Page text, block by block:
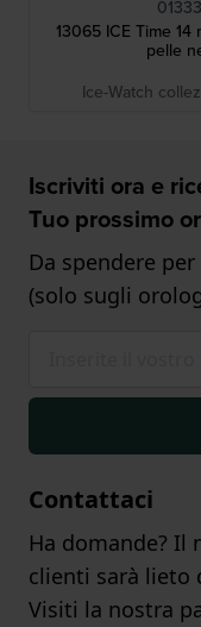
13065 ICE Time
pelle
Ice-Watch
Iscriviti ora e
Tuo prossimo
Da spendere
(solo sugli
Contattaci
Ha domande? Il
clienti sarà lieto
Visiti la nostra